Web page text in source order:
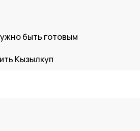
быть готовым
Кызылкуп